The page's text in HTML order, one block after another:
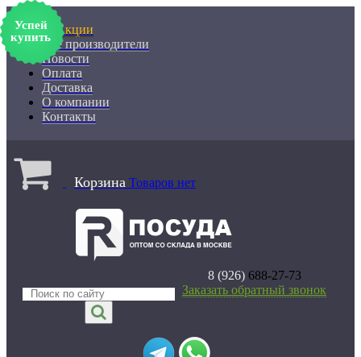
% Акции
Все производители
Новости
Оплата
Доставка
О компании
Контакты
Корзина Товаров нет
8 (926)688-27-73
Заказать обратный звонок
Успей
купить